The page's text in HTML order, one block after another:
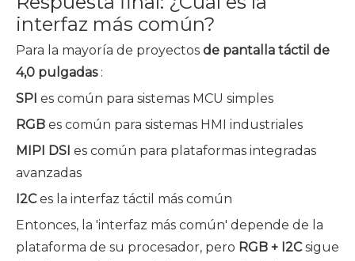
interfaz más común?
Para la mayoría de proyectos de pantalla táctil de
4,0 pulgadas :
SPI es común para sistemas MCU simples
RGB es común para sistemas HMI industriales
MIPI DSI es común para plataformas integradas
avanzadas
I2Ces la interfaz táctil más común
Entonces, la 'interfaz más común' depende de la
plataforma de su procesador, pero RGB + I2Csigue